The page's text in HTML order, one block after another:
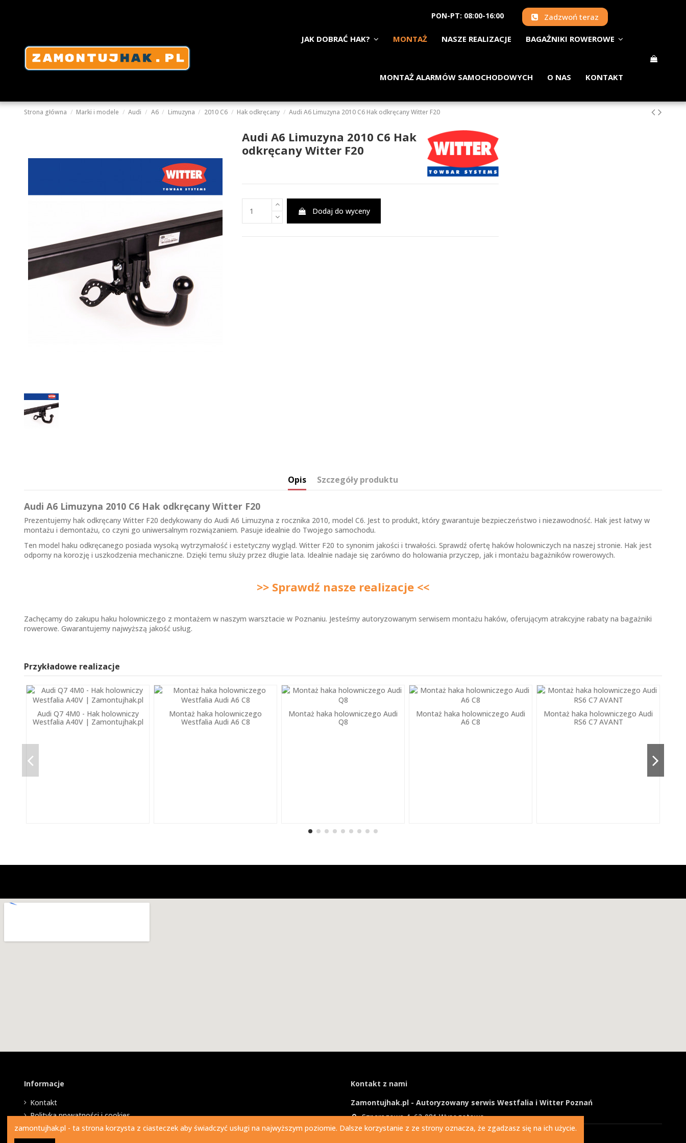
PON-PT: 08:00-16:00 Zadzwoń teraz
JAK DOBRAĆ HAK? MONTAŻ NASZE REALIZACJE BAGAŻNIKI ROWEROWE
MONTAŻ ALARMÓW SAMOCHODOWYCH O NAS KONTAKT
Strona główna Marki i modele Audi A6 Limuzyna 2010 C6 Hak odkręcany Audi A6 Limuzyna 2010 C6 Hak odkręcany Witter F20
Audi A6 Limuzyna 2010 C6 Hak
odkręcany Witter F20
Dodaj do wyceny
Opis Szczegóły produktu
Audi A6 Limuzyna 2010 C6 Hak odkręcany Witter F20
Prezentujemy hak odkręcany Witter F20 dedykowany do Audi A6 Limuzyna z rocznika 2010, model C6. Jest to produkt, który gwarantuje bezpieczeństwo i niezawodność. Hak jest łatwy w
montażu i demontażu, co czyni go uniwersalnym rozwiązaniem. Pasuje idealnie do Twojego samochodu.
Ten model haku odkręcanego posiada wysoką wytrzymałość i estetyczny wygląd. Witter F20 to synonim jakości i trwałości. Sprawdź ofertę haków holowniczych na naszej stronie. Hak jest
odporny na korozję i uszkodzenia mechaniczne. Dzięki temu służy przez długie lata. Idealnie nadaje się zarówno do holowania przyczep, jak i montażu bagażników rowerowych.
>> Sprawdź nasze realizacje <<
Zachęcamy do zakupu haku holowniczego z montażem w naszym warsztacie w Poznaniu. Jesteśmy autoryzowanym serwisem montażu haków, oferującym atrakcyjne rabaty na bagażniki
rowerowe. Gwarantujemy najwyższą jakość usług.
Przykładowe realizacje
Audi Q7 4M0 - Hak holowniczy
Westfalia A40V | Zamontujhak.pl
Montaż haka holowniczego
Westfalia Audi A6 C8
Montaż haka holowniczego Audi
Q8
Montaż haka holowniczego Audi
A6 C8
Montaż haka holowniczego Audi
RS6 C7 AVANT
Informacje
Kontakt
Polityka prywatności i cookies
Kontakt z nami
Zamontujhak.pl - Autoryzowany serwis Westfalia i Witter Poznań
Szparagowa 4, 62-081 Wysogotowo
730 037 037
zamontujhak.pl - ta strona korzysta z ciasteczek aby świadczyć usługi na najwyższym poziomie. Dalsze korzystanie z ze strony oznacza, że zgadzasz się na ich użycie.